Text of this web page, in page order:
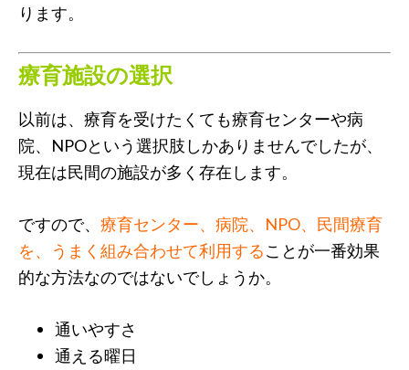
ります。
療育施設の選択
以前は、療育を受けたくても療育センターや病
院、NPOという選択肢しかありませんでしたが、
現在は民間の施設が多く存在します。
ですので、 療育センター、病院、NPO、民間療育
を、うまく組み合わせて利用することが一番効果
的な方法なのではないでしょうか。
通いやすさ
通える曜日